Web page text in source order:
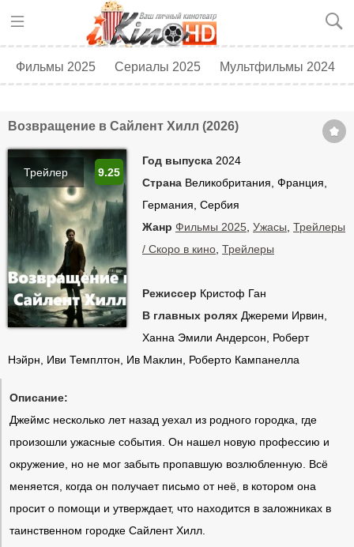
Фильмы 2025 Сериалы 2025 Мультфильмы 2024
Возвращение в Сайлент Хилл (2026)
Трейлер
Год выпуска 2024
Страна Великобритания, Франция,
Германия, Сербия
Жанр Фильмы 2025 Ужасы Трейлеры
/ Скоро в кино Трейлеры
Режиссер Кристоф Ган
В главных ролях Джереми Ирвин,
Ханна Эмили Андерсон, Роберт
Нэйрн, Иви Темплтон, Ив Маклин, Роберто Кампанелла
9.25
Описание:
Джеймс несколько лет назад уехал из родного городка, где
произошли ужасные события. Он нашел новую профессию и
окружение, но не мог забыть пропавшую возлюбленную. Всё
меняется, когда он получает письмо от неё, в котором она
просит о помощи и утверждает, что находится в заложниках в
таинственном городке Сайлент Хилл.